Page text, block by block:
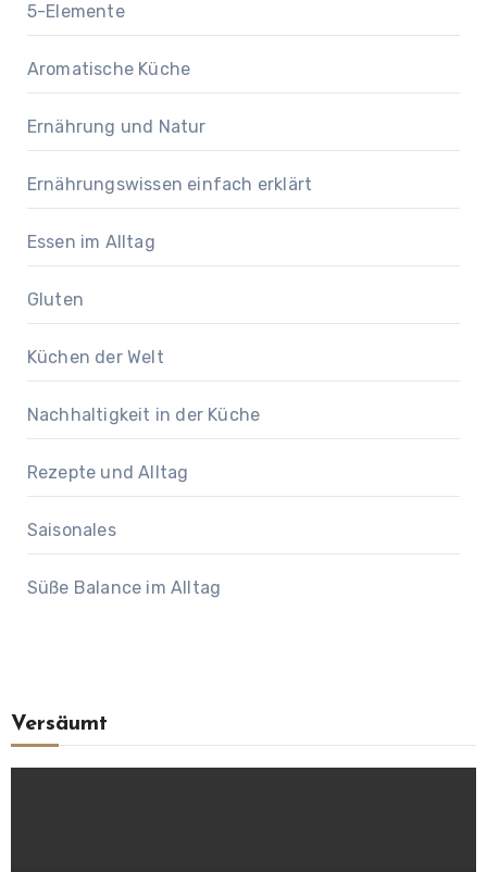
5-Elemente
Aromatische Küche
Ernährung und Natur
Ernährungswissen einfach erklärt
Essen im Alltag
Gluten
Küchen der Welt
Nachhaltigkeit in der Küche
Rezepte und Alltag
Saisonales
Süße Balance im Alltag
Versäumt